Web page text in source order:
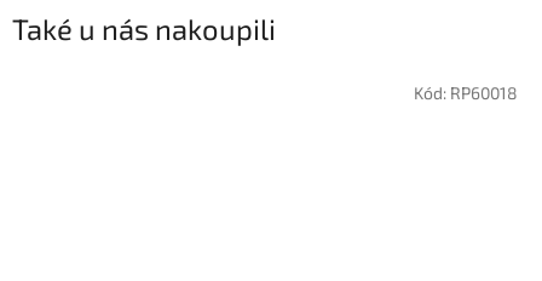
Také u nás nakoupili
Kód: RP60018